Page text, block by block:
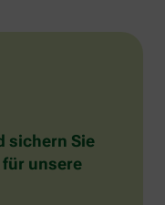
sichern Sie
unsere